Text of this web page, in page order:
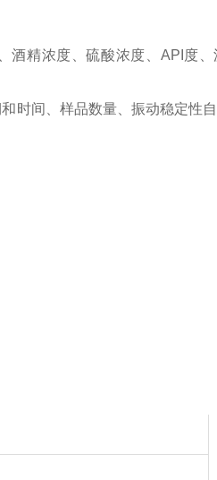
酒精浓度、硫酸浓度、API度、
时间、样品数量、振动稳定性